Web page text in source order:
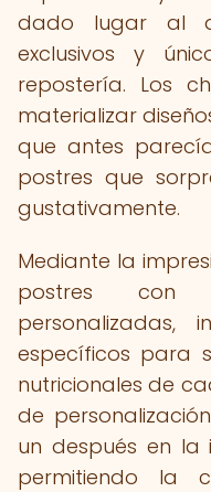
dado lugar al
exclusivos y
repostería. Los
materializar
que antes
postres que
gustativamente.
Mediante la
postres con
personalizadas,
específicos para
nutricionales de
de
un después en la
permitiendo la